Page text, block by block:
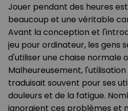
Jouer pendant des heures
beaucoup et une véritable
Avant la conception et
jeu pour ordinateur, les gens
d'utiliser une chaise normale
Malheureusement,
traduisait souvent pour ses
douleurs et de la fatigue.
ignoraient ces problèmes et